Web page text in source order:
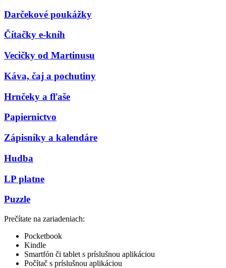
Darčekové poukážky
Čítačky e-kníh
Vecičky od Martinusu
Káva, čaj a pochutiny
Hrnčeky a fľaše
Papiernictvo
Zápisníky a kalendáre
Hudba
LP platne
Puzzle
Prečítate na zariadeniach:
Pocketbook
Kindle
Smartfón či tablet s príslušnou aplikáciou
Počítač s príslušnou aplikáciou